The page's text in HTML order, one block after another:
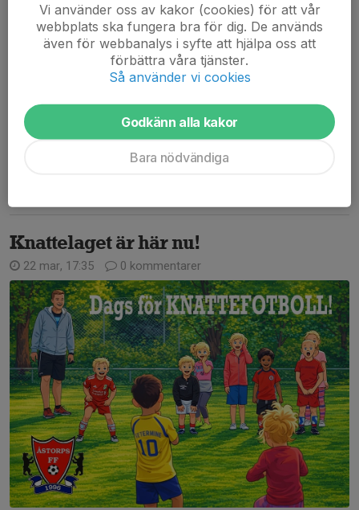
Då var dagen kommen när våra kära knattespelare skulle göra
sin första träning!
Fulla av energi och glädje genomfördes träningen och vilka
Knattelaget är här nu!
22 mar, 17:35 0 kommentarer
Vi använder oss av kakor (cookies) för att vår
webbplats ska fungera bra för dig. De används
även för webbanalys i syfte att hjälpa oss att
förbättra våra tjänster.
Så använder vi cookies
Godkänn alla kakor
Bara nödvändiga